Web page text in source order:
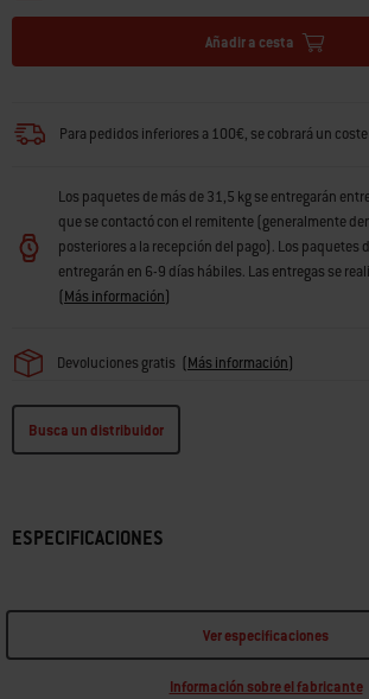
Añadir a cesta
Para pedidos inferiores a 100€, se cobrará un
Los paquetes de más de 31,5 kg se entregarán
que se contactó con el remitente (generalmente
posteriores a la recepción del pago). Los paquetes
entregarán en 6-9 días hábiles. Las entregas se
(Más información)
Devoluciones gratis (Más información)
Busca un distribuidor
ESPECIFICACIONES
Ver especificaciones
Información sobre el fabricante